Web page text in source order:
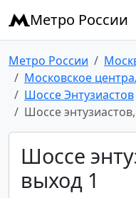
Метро России
Метро России
Московское
Шоссе Энтузиастов
Шоссе
Шоссе
выход 1